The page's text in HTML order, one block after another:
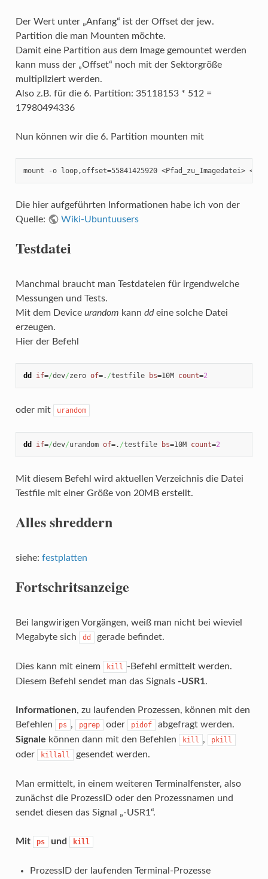
Der Wert unter „Anfang“ ist der Offset der jew.
Partition die man Mounten möchte.
Damit eine Partition aus dem Image gemountet werden
kann muss der „Offset“ noch mit der Sektorgröße
multipliziert werden.
Also z.B. für die 6. Partition: 35118153 * 512 =
17980494336
Nun können wir die 6. Partition mounten mit
mount -o loop,offset=55841425920 <Pfad_zu_Imagedatei>
Die hier aufgeführten Informationen habe ich von der
Quelle:
Wiki-Ubuntuusers
Testdatei
Manchmal braucht man Testdateien für irgendwelche
Messungen und Tests.
Mit dem Device urandom kann ddeine solche Datei
erzeugen.
Hier der Befehl
dd if=/dev/zero of=. /testfile bs=10M count=2
oder mit urandom
dd if=/dev/urandom of=. /testfile bs=10M count=2
Mit diesem Befehl wird aktuellen Verzeichnis die Datei
Testfile mit einer Größe von 20MB erstellt.
Alles shreddern
siehe: festplatten
Fortschritsanzeige
Bei langwirigen Vorgängen, weiß man nicht bei wieviel
Megabyte sich
dd gerade befindet.
Dies kann mit einem kill -Befehl ermittelt werden.
Diesem Befehl sendet man das Signals -USR1.
Informationen, zu laufenden Prozessen, können mit den
Befehlen
ps , pgrep oder pidof
abgefragt werden.
Signale können dann mit den Befehlen kill , pkill
oder killall gesendet werden.
Man ermittelt, in einem weiteren Terminalfenster, also
zunächst die ProzessID oder den Prozessnamen und
sendet diesen das Signal „-USR1“.
Mit ps und kill
ProzessID der laufenden Terminal-Prozesse